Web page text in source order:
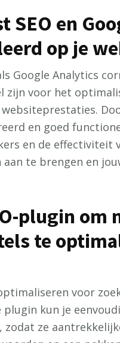
SEO en
op je
Google Analytics
zijn voor het
en goed
en de effectiviteit
te brengen en
plugin om
te
voor
plugin kun je
ze